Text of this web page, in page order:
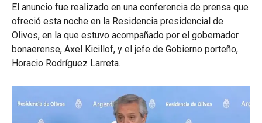
El anuncio fue realizado en una conferencia de prensa que
ofreció esta noche en la Residencia presidencial de
Olivos, en la que estuvo acompañado por el gobernador
bonaerense, Axel Kicillof, y el jefe de Gobierno porteño,
Horacio Rodríguez Larreta.